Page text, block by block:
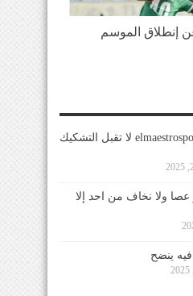
إنطلاق الموسم
مصداقية elmaestrosport لا تقبل التشكيك
ولا نخاف من احد إلا
فيه ينضح